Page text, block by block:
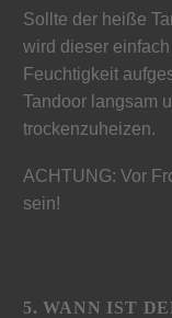
Sollte der heiße
wird dieser
Feuchtigkeit
Tandoor langsam
trockenzuheizen.
ACHTUNG: Vor
sein!
5. WANN IST